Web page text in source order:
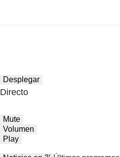
Desplegar
Directo
Mute
Volumen
Play